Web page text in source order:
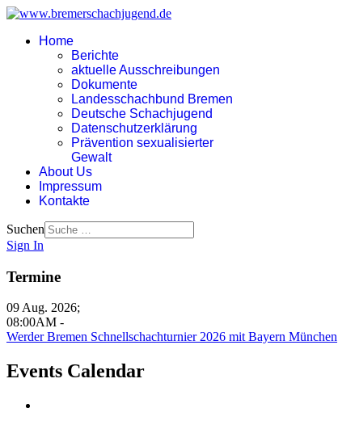
Home
Berichte
aktuelle Ausschreibungen
Dokumente
Landesschachbund Bremen
Deutsche Schachjugend
Datenschutzerklärung
Prävention sexualisierter
Gewalt
About Us
Impressum
Kontakte
Suchen
Sign In
Termine
09 Aug. 2026;
08:00AM -
Werder Bremen Schnellschachturnier 2026 mit Bayern München
Events Calendar